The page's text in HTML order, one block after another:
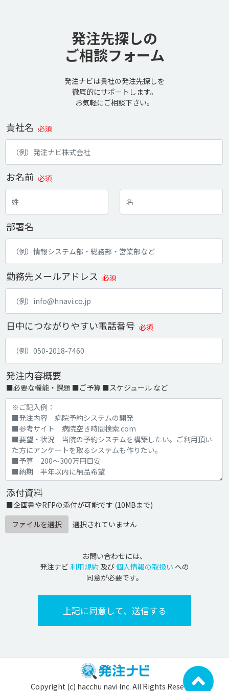
発注先探しの
ご相談フォーム
発注ナビは貴社の発注先探しを
徹底的にサポートします。
お気軽にご相談下さい。
貴社名 必須
お名前 必須
部署名
勤務先メールアドレス 必須
日中につながりやすい電話番号 必須
発注内容概要
■必要な機能・課題 ■ご予算 ■スケジュール など
添付資料
■企画書やRFPの添付が可能です (10MBまで)
ファイルを選択
選択されていません
お問い合わせには、
発注ナビ 利用規約 及び個人情報の取扱い への
同意が必要です。
Copyright (c) hacchu navi Inc. All Rights Reserved